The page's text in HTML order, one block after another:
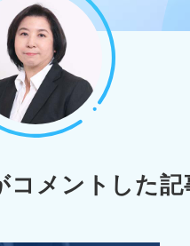
コメントした記